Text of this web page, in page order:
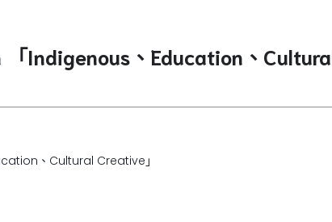
Indigenous、Education、
、Cultural Creative」